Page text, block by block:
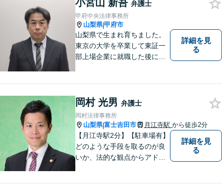
で幅広く対応できます【初回
面談無料】
小宮山 新吾 弁護士
甲府中央法律事務所
山梨県|甲府市
山梨県で生まれ育ちました。
東京の大学を卒業して東証一
部上場企業に就職した後に司
に弁護士登録した後は、山梨
県内を中心に様々な案件を取
り扱ってきました。
詳細を見
る
岡村 光男 弁護士
岡村法律事務所
山梨県|富士吉田市 月江寺駅 から徒歩2分
【月江寺駅2分】【駐車場有】
どのような手段を取るのが良
いか、法的な観点からアドバ
詳細を見
る